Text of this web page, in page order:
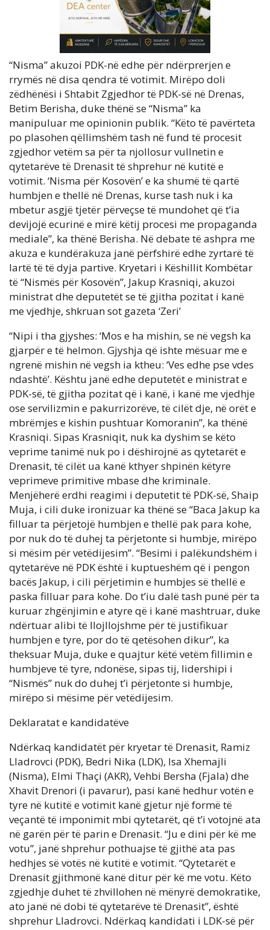
“Nisma” akuzoi PDK-në edhe për ndërprerjen e
rrymës në disa qendra të votimit. Mirëpo doli
zëdhënësi i Shtabit Zgjedhor të PDK-së në Drenas,
Betim Berisha, duke thënë se “Nisma” ka
manipuluar me opinionin publik. “Këto të pavërteta
po plasohen qëllimshëm tash në fund të procesit
zgjedhor vetëm sa për ta njollosur vullnetin e
qytetarëve të Drenasit të shprehur në kutitë e
votimit. ‘Nisma për Kosovën’ e ka shumë të qartë
humbjen e thellë në Drenas, kurse tash nuk i ka
mbetur asgjë tjetër përveçse të mundohet që t’ia
devijojë ecurinë e mirë këtij procesi me propaganda
mediale”, ka thënë Berisha. Në debate të ashpra me
akuza e kundërakuza janë përfshirë edhe zyrtarë të
lartë të të dyja partive. Kryetari i Këshillit Kombëtar
të “Nismës për Kosovën”, Jakup Krasniqi, akuzoi
ministrat dhe deputetët se të gjitha pozitat i kanë
me vjedhje, shkruan sot gazeta ‘Zeri’
“Nipi i tha gjyshes: ‘Mos e ha mishin, se në vegsh ka
gjarpër e të helmon. Gjyshja që ishte mësuar me e
ngrenë mishin në vegsh ia ktheu: ‘Ves edhe pse vdes
ndashtë’. Kështu janë edhe deputetët e ministrat e
PDK-së, të gjitha pozitat që i kanë, i kanë me vjedhje
ose servilizmin e pakurrizorëve, të cilët dje, në orët e
mbrëmjes e kishin pushtuar Komoranin”, ka thënë
Krasniqi. Sipas Krasniqit, nuk ka dyshim se këto
veprime tanimë nuk po i dëshirojnë as qytetarët e
Drenasit, të cilët ua kanë kthyer shpinën këtyre
veprimeve primitive mbase dhe kriminale.
Menjëherë erdhi reagimi i deputetit të PDK-së, Shaip
Muja, i cili duke ironizuar ka thënë se “Baca Jakup ka
filluar ta përjetojë humbjen e thellë pak para kohe,
por nuk do të duhej ta përjetonte si humbje, mirëpo
si mësim për vetëdijesim”. “Besimi i palëkundshëm i
qytetarëve në PDK është i kuptueshëm që i pengon
bacës Jakup, i cili përjetimin e humbjes së thellë e
paska filluar para kohe. Do t’iu dalë tash punë për ta
kuruar zhgënjimin e atyre që i kanë mashtruar, duke
ndërtuar alibi të llojllojshme për të justifikuar
humbjen e tyre, por do të qetësohen dikur”, ka
theksuar Muja, duke e quajtur këtë vetëm fillimin e
humbjeve të tyre, ndonëse, sipas tij, lidershipi i
“Nismës” nuk do duhej t’i përjetonte si humbje,
mirëpo si mësime për vetëdijesim.
Deklaratat e kandidatëve
Ndërkaq kandidatët për kryetar të Drenasit, Ramiz
Lladrovci (PDK), Bedri Nika (LDK), Isa Xhemajli
(Nisma), Elmi Thaçi (AKR), Vehbi Bersha (Fjala) dhe
Xhavit Drenori (i pavarur), pasi kanë hedhur votën e
tyre në kutitë e votimit kanë gjetur një formë të
veçantë të imponimit mbi qytetarët, që t’i votojnë ata
në garën për të parin e Drenasit. “Ju e dini për kë me
votu”, janë shprehur pothuajse të gjithë ata pas
hedhjes së votës në kutitë e votimit. “Qytetarët e
Drenasit gjithmonë kanë ditur për kë me votu. Këto
zgjedhje duhet të zhvillohen në mënyrë demokratike,
ato janë në dobi të qytetarëve të Drenasit”, është
shprehur Lladrovci. Ndërkaq kandidati i LDK-së për